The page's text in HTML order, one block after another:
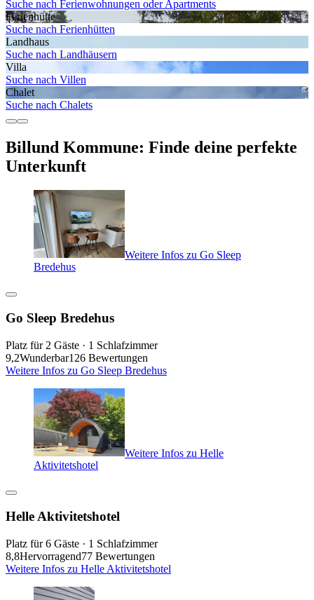
Suche nach Ferienwohnungen oder Apartments
Ferienhütte
Suche nach Ferienhütten
Landhaus
Suche nach Landhäusern
Villa
Suche nach Villen
Chalet
Suche nach Chalets
Billund Kommune: Finde deine perfekte
Unterkunft
Weitere Infos zu Go Sleep
Bredehus
Go Sleep Bredehus
Platz für 2 Gäste · 1 Schlafzimmer
9,2Wunderbar126 Bewertungen
Weitere Infos zu Go Sleep Bredehus
Weitere Infos zu Helle
Aktivitetshotel
Helle Aktivitetshotel
Platz für 6 Gäste · 1 Schlafzimmer
8,8Hervorragend77 Bewertungen
Weitere Infos zu Helle Aktivitetshotel